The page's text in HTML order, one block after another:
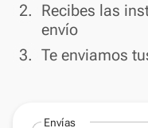
done
2. Recibes las
envío
done
3. Te enviamos
Envías